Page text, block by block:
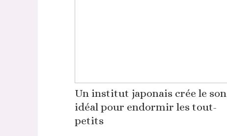
Un institut japonais crée le son
idéal pour endormir les tout-
petits